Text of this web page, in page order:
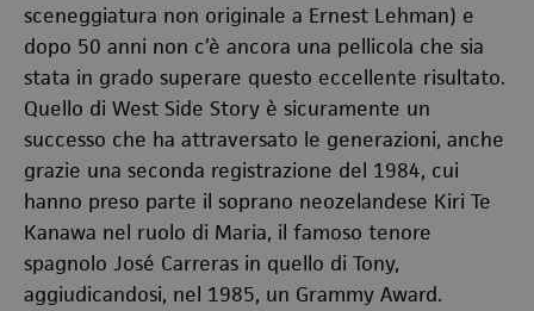
sceneggiatura non originale a Ernest Lehman) e
dopo 50 anni non c’è ancora una pellicola che sia
stata in grado superare questo eccellente risultato.
Quello di West Side Story è sicuramente un
successo che ha attraversato le generazioni, anche
grazie una seconda registrazione del 1984, cui
hanno preso parte il soprano neozelandese Kiri Te
Kanawa nel ruolo di Maria, il famoso tenore
spagnolo José Carreras in quello di Tony,
aggiudicandosi, nel 1985, un Grammy Award.